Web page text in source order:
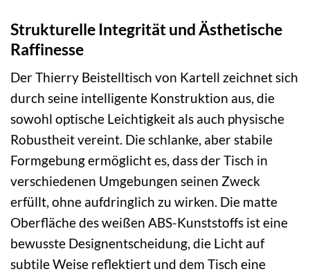
Strukturelle Integrität und Ästhetische
Raffinesse
Der Thierry Beistelltisch von Kartell zeichnet sich
durch seine intelligente Konstruktion aus, die
sowohl optische Leichtigkeit als auch physische
Robustheit vereint. Die schlanke, aber stabile
Formgebung ermöglicht es, dass der Tisch in
verschiedenen Umgebungen seinen Zweck
erfüllt, ohne aufdringlich zu wirken. Die matte
Oberfläche des weißen ABS-Kunststoffs ist eine
bewusste Designentscheidung, die Licht auf
subtile Weise reflektiert und dem Tisch eine